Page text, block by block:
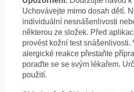
Uchovávejte mimo dosah dětí.
individuální nesnášenlivosti
některou ze složek. Před
provést kožní test snášenlivosti.
alergické reakce přestaňte
poraďte se se svým lékařem.
použití.